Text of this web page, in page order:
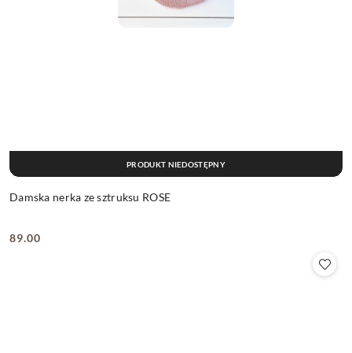
Damska nerka ze sztruksu ROSE
Cena:
89.00
PRODUKT NIEDOSTĘPNY